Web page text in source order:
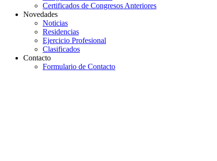
Certificados de Congresos Anteriores
Novedades
Noticias
Residencias
Ejercicio Profesional
Clasificados
Contacto
Formulario de Contacto